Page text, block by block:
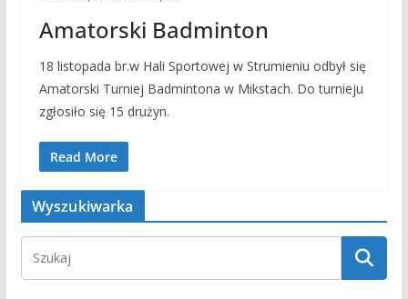
Amatorski Badminton
18 listopada br.w Hali Sportowej w Strumieniu odbył się
Amatorski Turniej Badmintona w Mikstach. Do turnieju
zgłosiło się 15 drużyn.
Read More
Wyszukiwarka